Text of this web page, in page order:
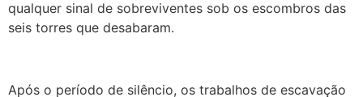
qualquer sinal de sobreviventes sob os escombros das
seis torres que desabaram.
Após o período de silêncio, os trabalhos de escavação